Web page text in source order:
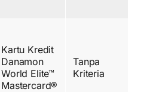
Kartu Kredit
Danamon
World Elite™
Mastercard®
Tanpa
Kriteria